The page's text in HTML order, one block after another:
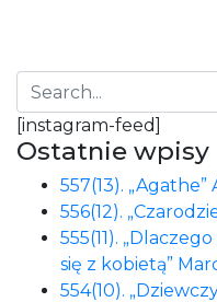
[instagram-feed]
Ostatnie wpisy
557(13).
556(12).
555(11).
się z kobietą”
554(10).